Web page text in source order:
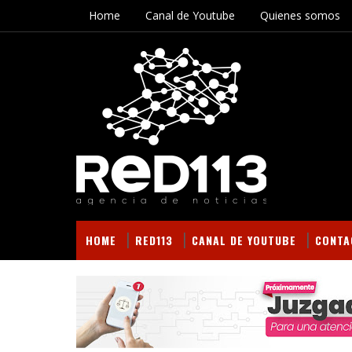
Home Canal de Youtube Quienes somos
HOME RED113 CANAL DE YOUTUBE